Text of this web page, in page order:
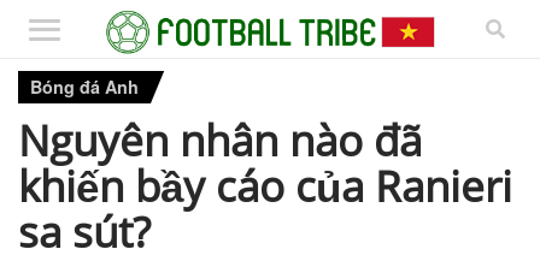
Bóng đá Anh
Nguyên nhân nào đã
khiến bầy cáo của Ranieri
sa sút?